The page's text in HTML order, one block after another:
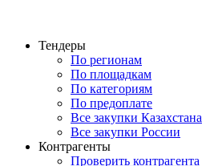
Тендеры
По регионам
По площадкам
По категориям
По предоплате
Все закупки Казахстана
Все закупки России
Контрагенты
Проверить контрагента